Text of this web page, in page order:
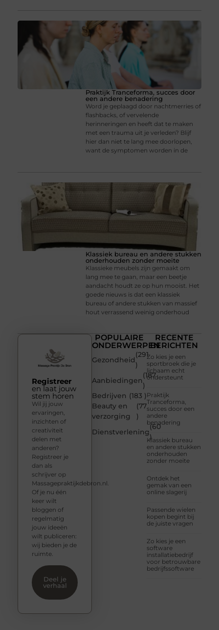
Praktijk Tranceforma, succes door
een andere benadering
Word je geplaagd door nachtmerries of
flashbacks, of vervelende
herinneringen en heeft dat te maken
met een trauma uit je verleden? Blijf
hier dan niet te lang mee doorlopen,
want de symptomen worden in de
Klassiek bureau en andere stukken
onderhouden zonder moeite
Klassieke meubels zijn gemaakt om
lang mee te gaan, maar een beetje
aandacht houdt ze op hun mooist. Het
goede nieuws is dat een klassiek
bureau of andere stukken van massief
hout verrassend weinig onderhoud
POPULAIRE
ONDERWERPEN
Gezondheid
(291
)
Aanbiedingen
(187
)
Bedrijven (183 )
Beauty en
verzorging
(77
)
Dienstverlening
(60
)
RECENTE
BERICHTEN
Zo kies je een
sportbroek die je
lichaam echt
ondersteunt
Praktijk
Tranceforma,
succes door een
andere
benadering
Klassiek bureau
en andere stukken
onderhouden
zonder moeite
Ontdek het
gemak van een
online slagerij
Passende wielen
kopen begint bij
de juiste vragen
Zo kies je een
software
installatiebedrijf
voor betrouwbare
bedrijfssoftware
Registreer
en laat jouw
stem horen
Wil jij jouw
ervaringen,
inzichten of
creativiteit
delen met
anderen?
Registreer je
dan als
schrijver op
Massagepraktijkdebron.nl.
Of je nu één
keer wilt
bloggen of
regelmatig
jouw ideeën
wilt publiceren:
wij bieden je de
ruimte.
Deel je
verhaal